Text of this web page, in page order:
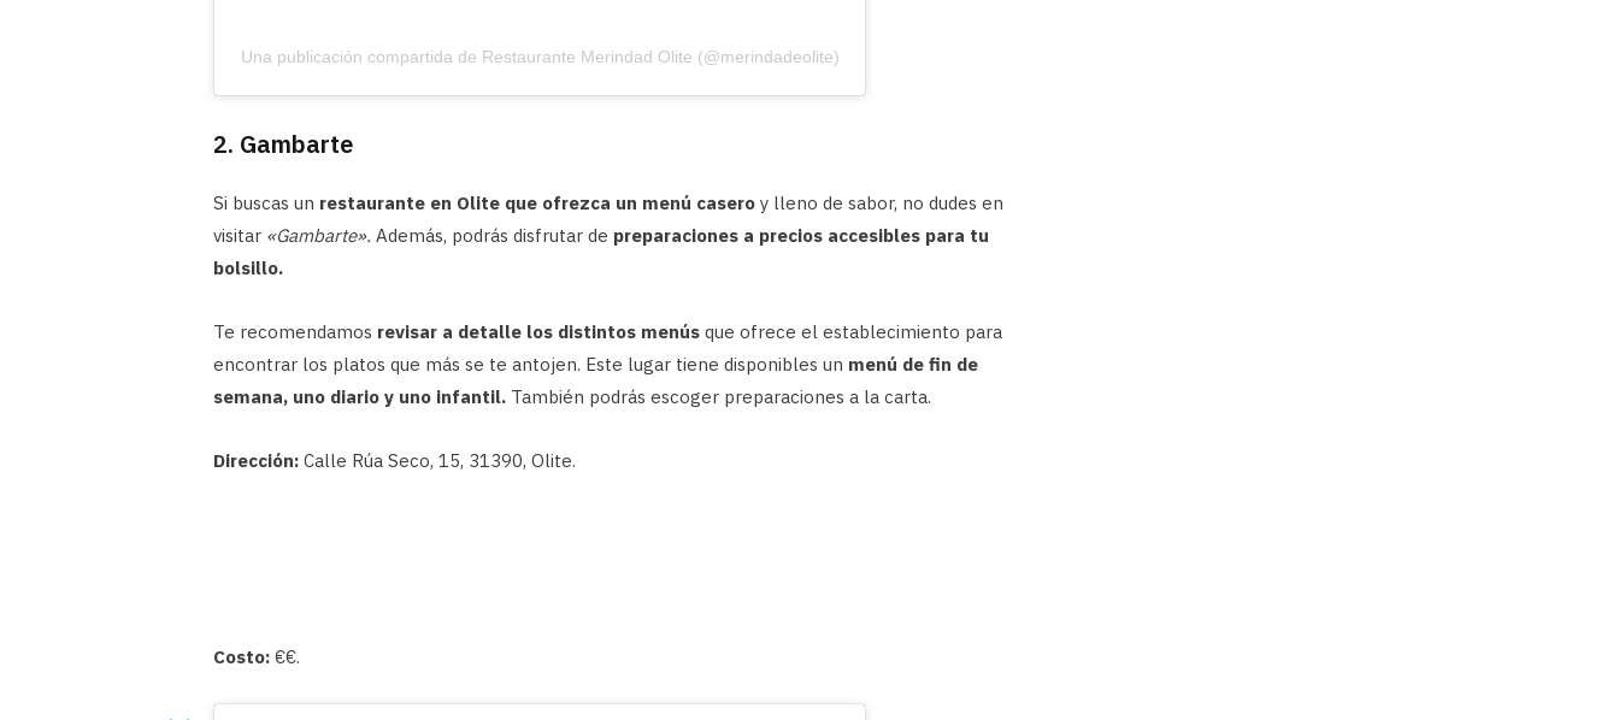
Una publicación compartida de Restaurante Merindad Olite (@merindadeolite)
2. Gambarte
Si buscas un restaurante en Olite que ofrezca un menú casero y lleno de sabor, no dudes en
visitar «Gambarte». Además, podrás disfrutar de preparaciones a precios accesibles para tu
bolsillo.
Te recomendamos revisar a detalle los distintos menús que ofrece el establecimiento para
encontrar los platos que más se te antojen. Este lugar tiene disponibles un menú de fin de
semana, uno diario y uno infantil. También podrás escoger preparaciones a la carta.
Dirección: Calle Rúa Seco, 15, 31390, Olite.
Costo: €€.